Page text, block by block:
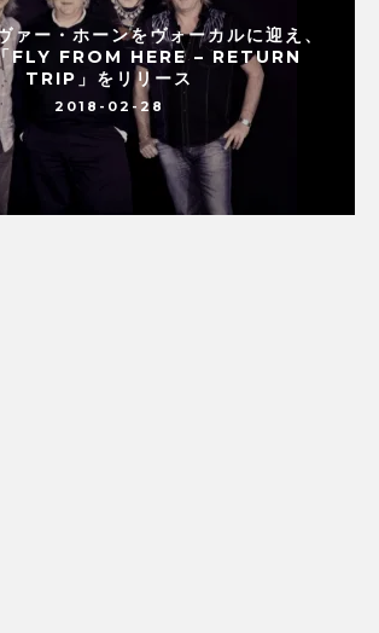
ァー・ホーンをヴォーカルに迎え、
FLY FROM HERE – RETURN
TRIP」をリリース
2018-02-28